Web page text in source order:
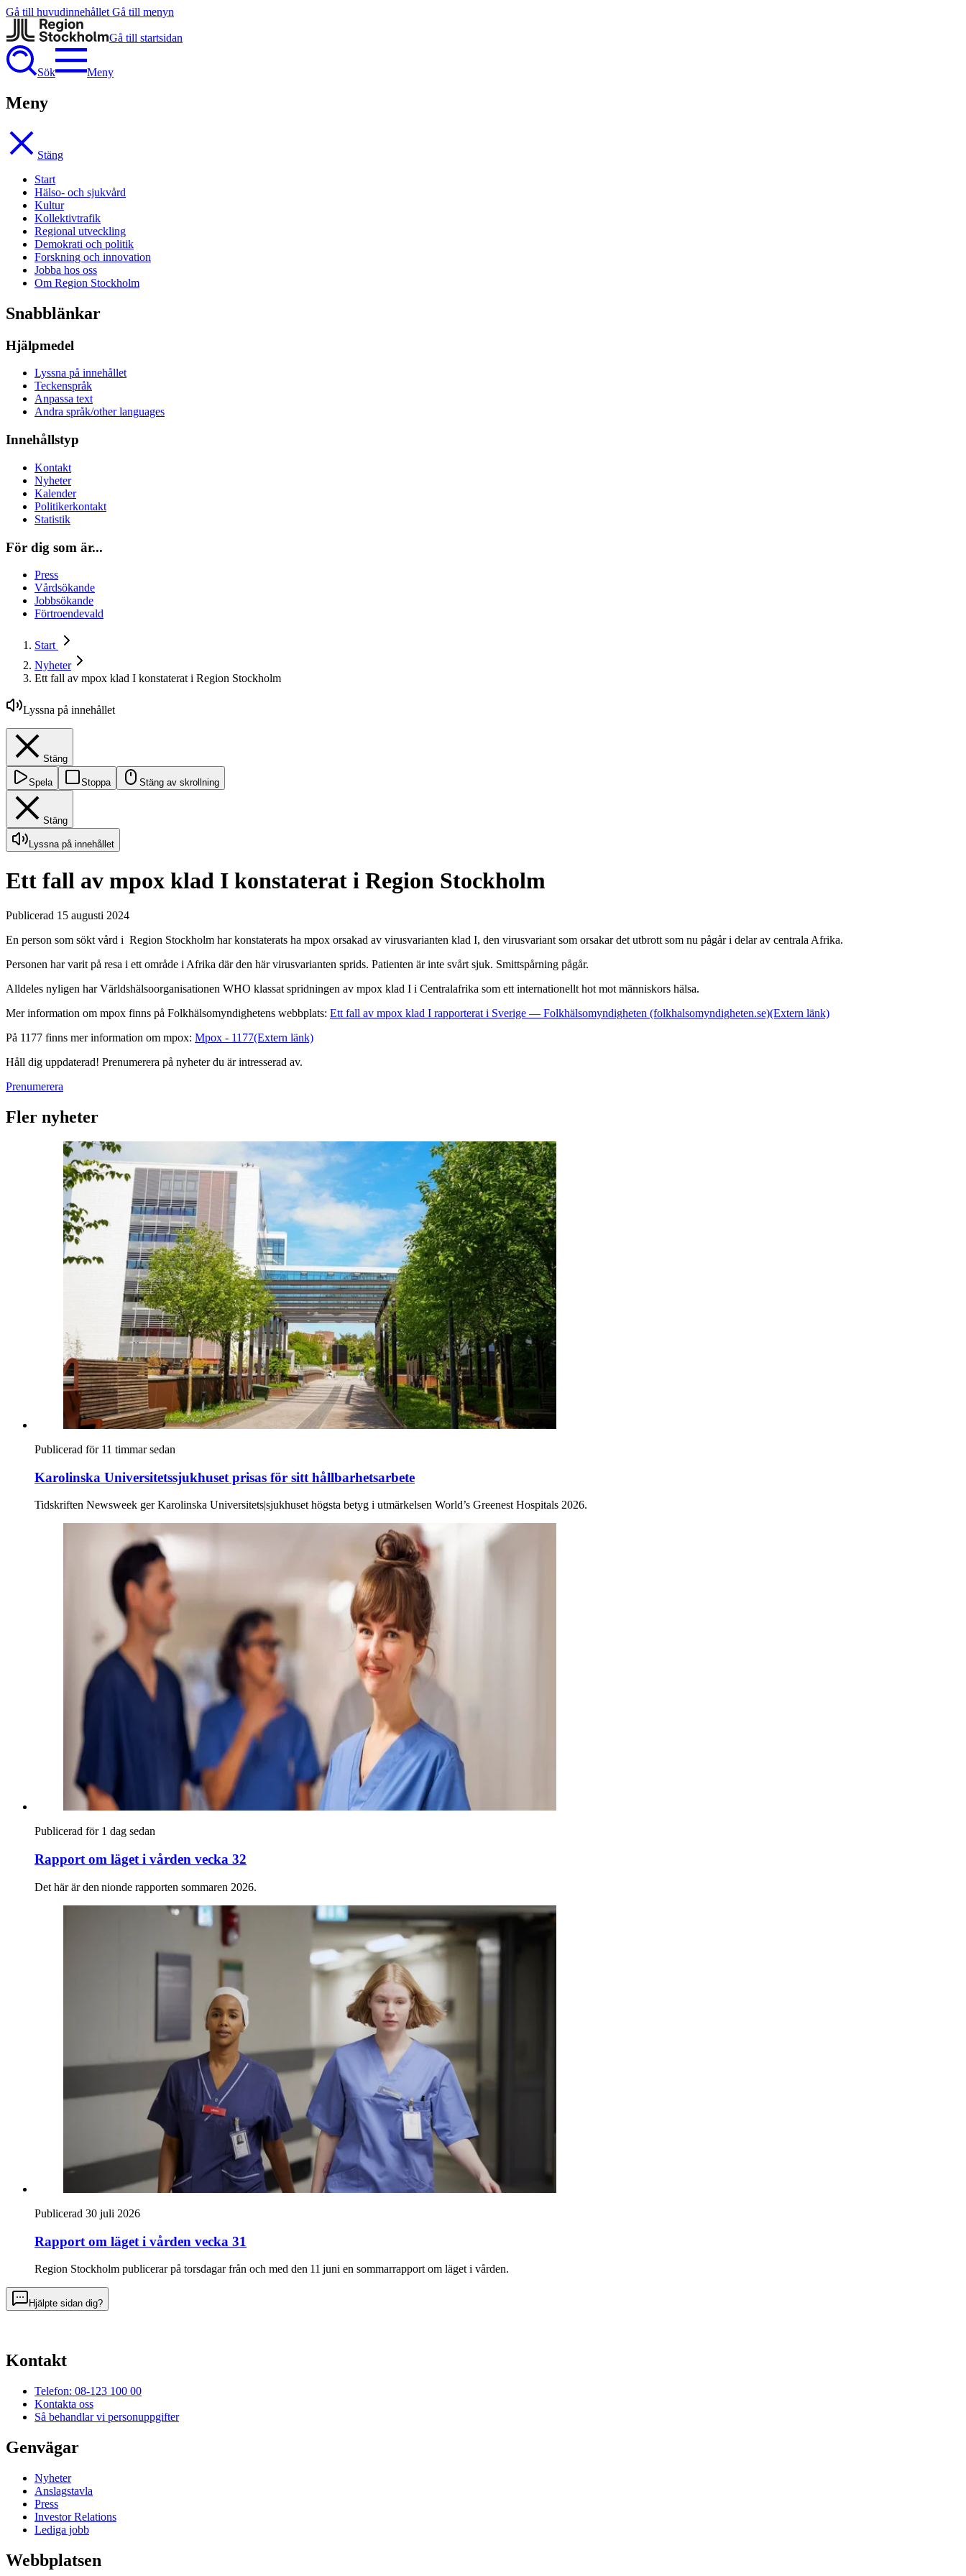
Gå till huvudinnehållet Gå till menyn
Gå till startsidan
Sök Meny
Meny
Stäng
Start
Hälso- och sjukvård
Kultur
Kollektivtrafik
Regional utveckling
Demokrati och politik
Forskning och innovation
Jobba hos oss
Om Region Stockholm
Snabblänkar
Hjälpmedel
Lyssna på innehållet
Teckenspråk
Anpassa text
Andra språk/other languages
Innehållstyp
Kontakt
Nyheter
Kalender
Politikerkontakt
Statistik
För dig som är...
Press
Vårdsökande
Jobbsökande
Förtroendevald
Start
Nyheter
Ett fall av mpox klad I konstaterat i Region Stockholm
Lyssna på innehållet
Stäng
Spela Stoppa Stäng av skrollning
Stäng
Lyssna på innehållet
Ett fall av mpox klad I konstaterat i Region Stockholm
Publicerad 15 augusti 2024
En person som sökt vård i Region Stockholm har konstaterats ha mpox orsakad av virusvarianten klad I, den virusvariant som orsakar det utbrott som nu pågår i delar av centrala Afrika.
Personen har varit på resa i ett område i Afrika där den här virusvarianten sprids. Patienten är inte svårt sjuk. Smittspårning pågår.
Alldeles nyligen har Världshälsoorganisationen WHO klassat spridningen av mpox klad I i Centralafrika som ett internationellt hot mot människors hälsa.
Mer information om mpox finns på Folkhälsomyndighetens webbplats: Ett fall av mpox klad I rapporterat i Sverige — Folkhälsomyndigheten (folkhalsomyndigheten.se)(Extern länk)
På 1177 finns mer information om mpox: Mpox - 1177(Extern länk)
Håll dig uppdaterad! Prenumerera på nyheter du är intresserad av.
Prenumerera
Fler nyheter
Publicerad för 11 timmar sedan
Karolinska Universitetssjukhuset prisas för sitt hållbarhetsarbete
Tidskriften Newsweek ger Karolinska Universitets|sjukhuset högsta betyg i utmärkelsen World’s Greenest Hospitals 2026.
Publicerad för 1 dag sedan
Rapport om läget i vården vecka 32
Det här är den nionde rapporten sommaren 2026.
Publicerad 30 juli 2026
Rapport om läget i vården vecka 31
Region Stockholm publicerar på torsdagar från och med den 11 juni en sommarrapport om läget i vården.
Hjälpte sidan dig?
Kontakt
Telefon: 08-123 100 00
Kontakta oss
Så behandlar vi personuppgifter
Genvägar
Nyheter
Anslagstavla
Press
Investor Relations
Lediga jobb
Webbplatsen